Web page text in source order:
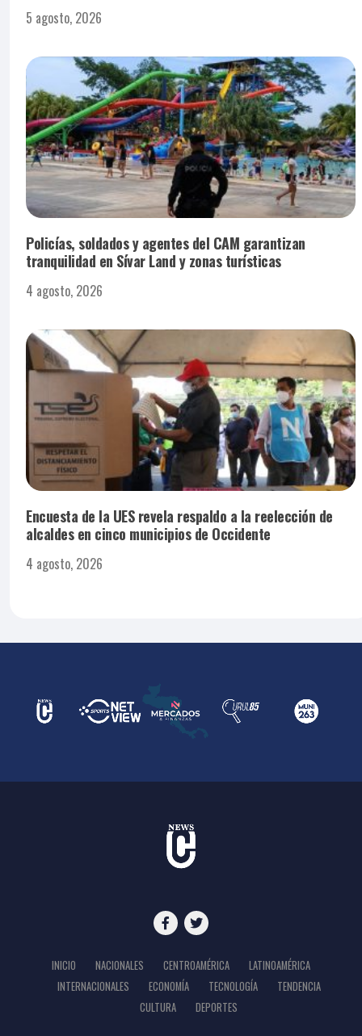
5 agosto, 2026
Policías, soldados y agentes del CAM garantizan
tranquilidad en Sívar Land y zonas turísticas
4 agosto, 2026
Encuesta de la UES revela respaldo a la reelección de
alcaldes en cinco municipios de Occidente
4 agosto, 2026
INICIO NACIONALES CENTROAMÉRICA
LATINOAMÉRICA
INTERNACIONALES
ECONOMÍA TECNOLOGÍA
TENDENCIA
CULTURA
DEPORTES